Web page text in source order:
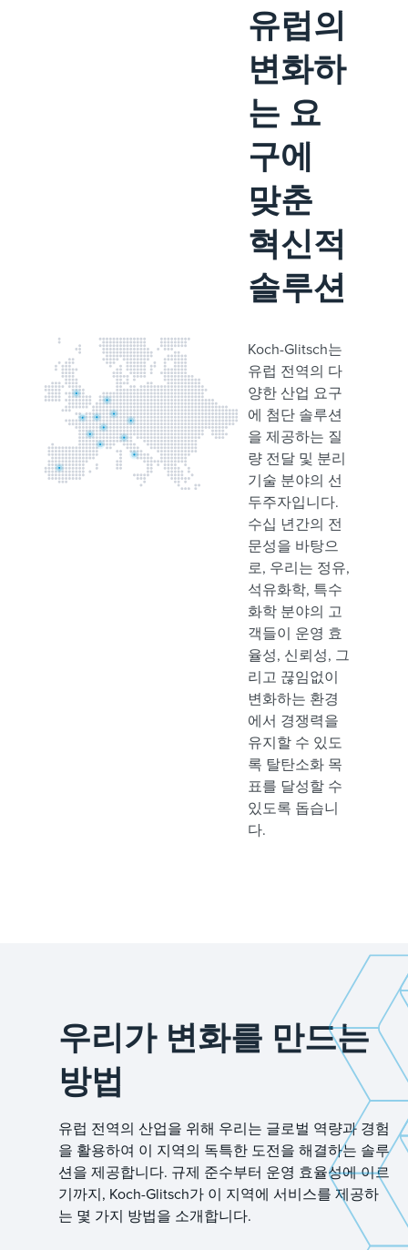
유럽의
변화하
는 요
구에
맞춘
혁신적
솔루션
Koch-Glitsch는
유럽 전역의 다
양한 산업 요구
에 첨단 솔루션
을 제공하는 질
량 전달 및 분리
기술 분야의 선
두주자입니다.
수십 년간의 전
문성을 바탕으
로, 우리는 정유,
석유화학, 특수
화학 분야의 고
객들이 운영 효
율성, 신뢰성, 그
리고 끊임없이
변화하는 환경
에서 경쟁력을
유지할 수 있도
록 탈탄소화 목
표를 달성할 수
있도록 돕습니
다.
우리가 변화를 만드는
방법
유럽 전역의 산업을 위해 우리는 글로벌 역량과 경험
을 활용하여 이 지역의 독특한 도전을 해결하는 솔루
션을 제공합니다. 규제 준수부터 운영 효율성에 이르
기까지, Koch-Glitsch가 이 지역에 서비스를 제공하
는 몇 가지 방법을 소개합니다.